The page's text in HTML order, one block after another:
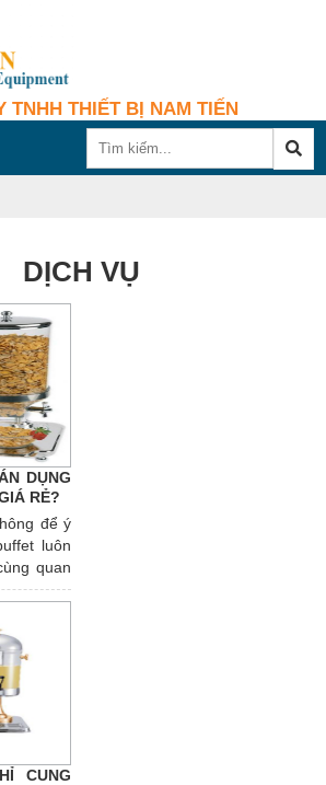
TNHH THIẾT BỊ NAM TIẾN
DỊCH VỤ
DỤNG
RẺ?
để ý
luôn
quan
Những
công
bữa tiệc
ngay
uy tín
nhất
CUNG